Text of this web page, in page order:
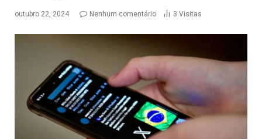
outubro 22, 2024 Nenhum comentário 3 Visitas